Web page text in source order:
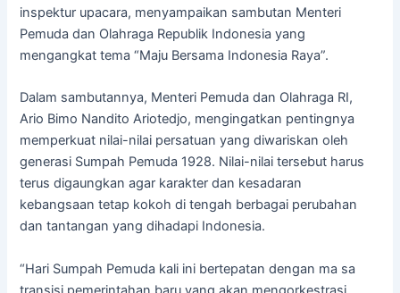
inspektur upacara, menyampaikan sambutan Menteri
Pemuda dan Olahraga Republik Indonesia yang
mengangkat tema “Maju Bersama Indonesia Raya”.
Dalam sambutannya, Menteri Pemuda dan Olahraga RI,
Ario Bimo Nandito Ariotedjo, mengingatkan pentingnya
memperkuat nilai-nilai persatuan yang diwariskan oleh
generasi Sumpah Pemuda 1928. Nilai-nilai tersebut harus
terus digaungkan agar karakter dan kesadaran
kebangsaan tetap kokoh di tengah berbagai perubahan
dan tantangan yang dihadapi Indonesia.
“Hari Sumpah Pemuda kali ini bertepatan dengan ma sa